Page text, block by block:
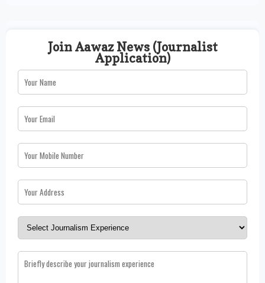
Join Aawaz News (Journalist
Application)